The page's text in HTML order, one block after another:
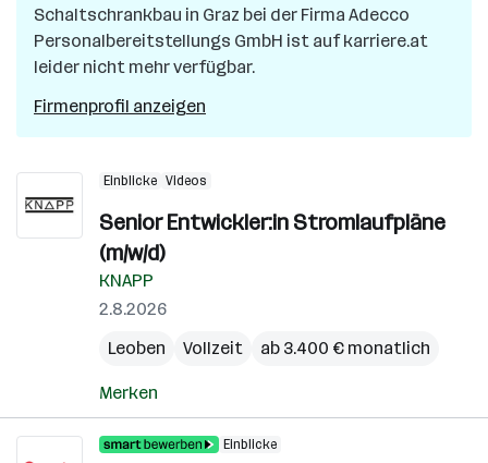
Steiermark
Schaltschrankbau in Graz bei der Firma Adecco
Personalbereitstellungs GmbH ist auf karriere.at
leider nicht mehr verfügbar.
Firmenprofil anzeigen
Einblicke Videos
Senior Entwickler:in Stromlaufpläne
(m/w/d)
KNAPP
2.8.2026
Leoben
Vollzeit ab 3.400 € monatlich
Merken
Einblicke